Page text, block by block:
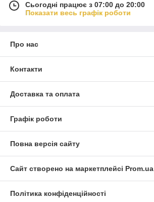
Сьогодні працює з 07:00 до 20:00
Показати весь графік роботи
Про нас
Контакти
Доставка та оплата
Графік роботи
Повна версія сайту
Сайт створено на маркетплейсі Prom.ua
Політика конфіденційності